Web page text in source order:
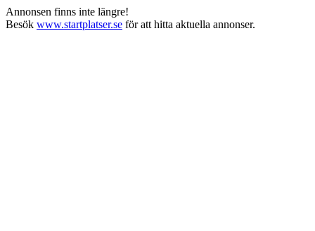
Annonsen finns inte längre!
Besök www.startplatser.se för att hitta aktuella annonser.